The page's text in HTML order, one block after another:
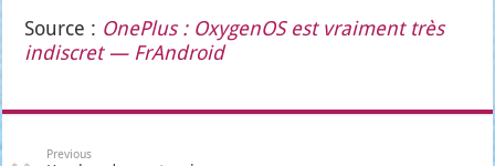
Source : One­Plus : Oxy­ge­nOS est vrai­ment très
indis­cret — FrAn­droid
Previous